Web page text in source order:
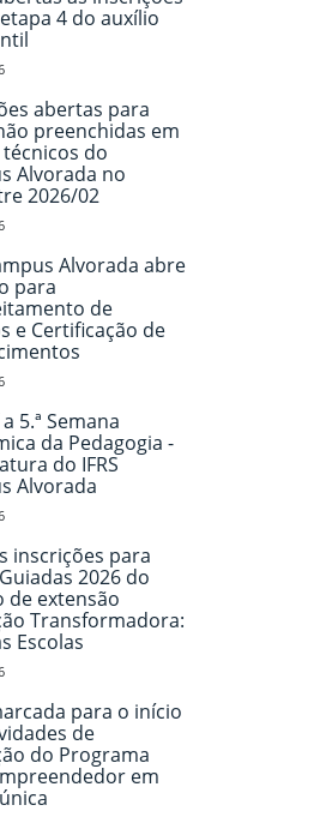
4 do auxílio
abertas para
preenchidas em
do
Alvorada no
2026/02
Alvorada abre
para
de
e Certificação de
5.ª Semana
da Pedagogia -
do IFRS
Alvorada
inscrições para
2026 do
de extensão
Transformadora:
Escolas
para o início
de
do Programa
em